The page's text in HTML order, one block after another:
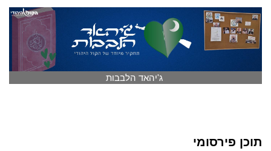
ג'יהאד הלבבות
תוכן פירסומי